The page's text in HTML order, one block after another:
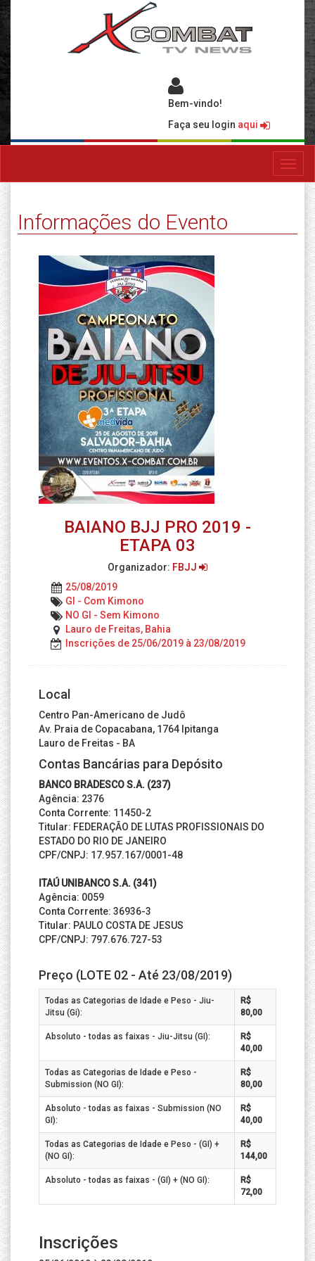
Bem-vindo!
Faça seu login aqui
Informações do Evento
BAIANO BJJ PRO 2019 -
ETAPA 03
Organizador: FBJJ
25/08/2019
GI - Com Kimono
NO GI - Sem Kimono
Lauro de Freitas, Bahia
Inscrições de 25/06/2019 à 23/08/2019
Local
Centro Pan-Americano de Judô
Av. Praia de Copacabana, 1764 Ipitanga
Lauro de Freitas - BA
Contas Bancárias para Depósito
BANCO BRADESCO S.A. (237)
Agência: 2376
Conta Corrente: 11450-2
Titular: FEDERAÇÃO DE LUTAS PROFISSIONAIS DO
ESTADO DO RIO DE JANEIRO
CPF/CNPJ: 17.957.167/0001-48
ITAÚ UNIBANCO S.A. (341)
Agência: 0059
Conta Corrente: 36936-3
Titular: PAULO COSTA DE JESUS
CPF/CNPJ: 797.676.727-53
Preço (LOTE 02 - Até 23/08/2019)
Todas as Categorias de Idade e Peso - Jiu-
Jitsu (Gi):
R$
80,00
Absoluto - todas as faixas - Jiu-Jitsu (GI):
R$
40,00
Todas as Categorias de Idade e Peso -
Submission (NO GI):
R$
80,00
Absoluto - todas as faixas - Submission (NO
GI):
R$
40,00
Todas as Categorias de Idade e Peso - (GI) +
(NO GI):
R$
144,00
Absoluto - todas as faixas - (GI) + (NO GI):
R$
72,00
Inscrições